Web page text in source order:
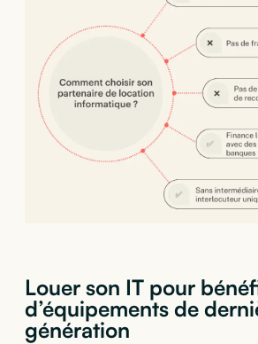
Louer son IT pour
d’équipements de
génération